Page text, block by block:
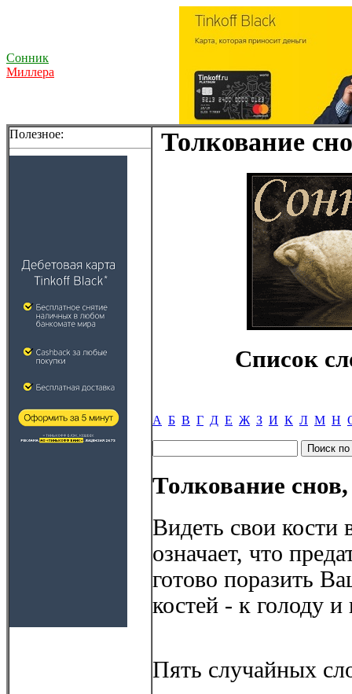
Сонник
Миллера
Полезное: Толкование
Список
А Б В Г Д Е Ж З И К Л М Н
Толкование
Видеть свои
означает, что
готово поразить
костей - к голоду
Пять случайных